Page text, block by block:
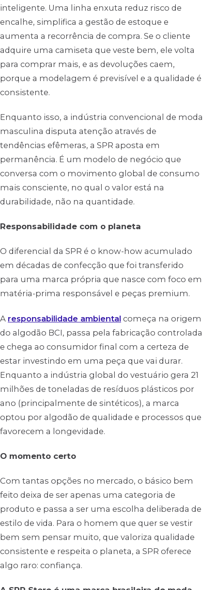
inteligente. Uma linha enxuta reduz risco de
encalhe, simplifica a gestão de estoque e
aumenta a recorrência de compra. Se o cliente
adquire uma camiseta que veste bem, ele volta
para comprar mais, e as devoluções caem,
porque a modelagem é previsível e a qualidade é
consistente.
Enquanto isso, a indústria convencional de moda
masculina disputa atenção através de
tendências efêmeras, a SPR aposta em
permanência. É um modelo de negócio que
conversa com o movimento global de consumo
mais consciente, no qual o valor está na
durabilidade, não na quantidade.
Responsabilidade com o planeta
O diferencial da SPR é o know-how acumulado
em décadas de confecção que foi transferido
para uma marca própria que nasce com foco em
matéria-prima responsável e peças premium.
A responsabilidade ambiental começa na origem
do algodão BCI, passa pela fabricação controlada
e chega ao consumidor final com a certeza de
estar investindo em uma peça que vai durar.
Enquanto a indústria global do vestuário gera 21
milhões de toneladas de resíduos plásticos por
ano (principalmente de sintéticos), a marca
optou por algodão de qualidade e processos que
favorecem a longevidade.
O momento certo
Com tantas opções no mercado, o básico bem
feito deixa de ser apenas uma categoria de
produto e passa a ser uma escolha deliberada de
estilo de vida. Para o homem que quer se vestir
bem sem pensar muito, que valoriza qualidade
consistente e respeita o planeta, a SPR oferece
algo raro: confiança.